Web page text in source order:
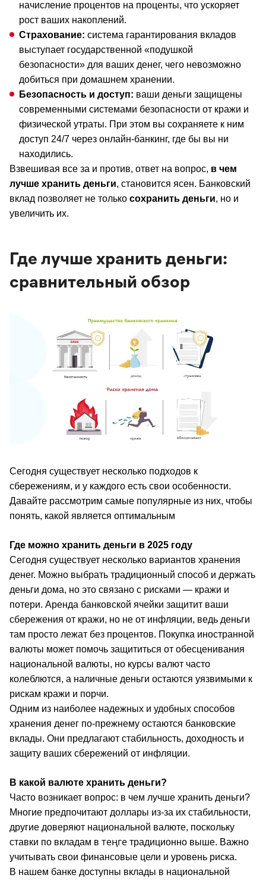
начисление процентов на проценты, что ускоряет
рост ваших накоплений.
Страхование: система гарантирования вкладов
выступает государственной «подушкой
безопасности» для ваших денег, чего невозможно
добиться при домашнем хранении.
Безопасность и доступ: ваши деньги защищены
современными системами безопасности от кражи и
физической утраты. При этом вы сохраняете к ним
доступ 24/7 через онлайн-банкинг, где бы вы ни
находились.
Взвешивая все за и против, ответ на вопрос, в чем
лучше хранить деньги, становится ясен. Банковский
вклад позволяет не только сохранить деньги, но и
увеличить их.
Где лучше хранить деньги:
сравнительный обзор
Сегодня существует несколько подходов к
сбережениям, и у каждого есть свои особенности.
Давайте рассмотрим самые популярные из них, чтобы
понять, какой является оптимальным
Где можно хранить деньги в 2025 году
Сегодня существует несколько вариантов хранения
денег. Можно выбрать традиционный способ и держать
деньги дома, но это связано с рисками — кражи и
потери. Аренда банковской ячейки защитит ваши
сбережения от кражи, но не от инфляции, ведь деньги
там просто лежат без процентов. Покупка иностранной
валюты может помочь защититься от обесценивания
национальной валюты, но курсы валют часто
колеблются, а наличные деньги остаются уязвимыми к
рискам кражи и порчи.
Одним из наиболее надежных и удобных способов
хранения денег по-прежнему остаются банковские
вклады. Они предлагают стабильность, доходность и
защиту ваших сбережений от инфляции.
В какой валюте хранить деньги?
Часто возникает вопрос: в чем лучше хранить деньги?
Многие предпочитают доллары из-за их стабильности,
другие доверяют национальной валюте, поскольку
ставки по вкладам в теңге традиционно выше. Важно
учитывать свои финансовые цели и уровень риска.
В нашем банке доступны вклады в национальной